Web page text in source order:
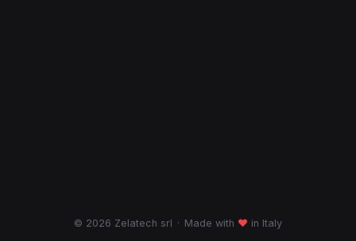
© 2026 Zelatech srl · Made with ♥ in Italy